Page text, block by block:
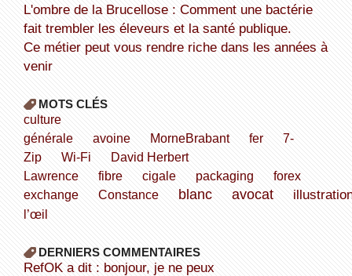
L'ombre de la Brucellose : Comment une bactérie
fait trembler les éleveurs et la santé publique.
Ce métier peut vous rendre riche dans les années à
venir
MOTS CLÉS
culture
générale
avoine MorneBrabant fer
7-
Zip
Wi-Fi
David Herbert
Lawrence
fibre cigale packaging
forex
exchange
Constance blanc avocat
l’œil
DERNIERS COMMENTAIRES
refOK a dit : bonjour, je ne peux